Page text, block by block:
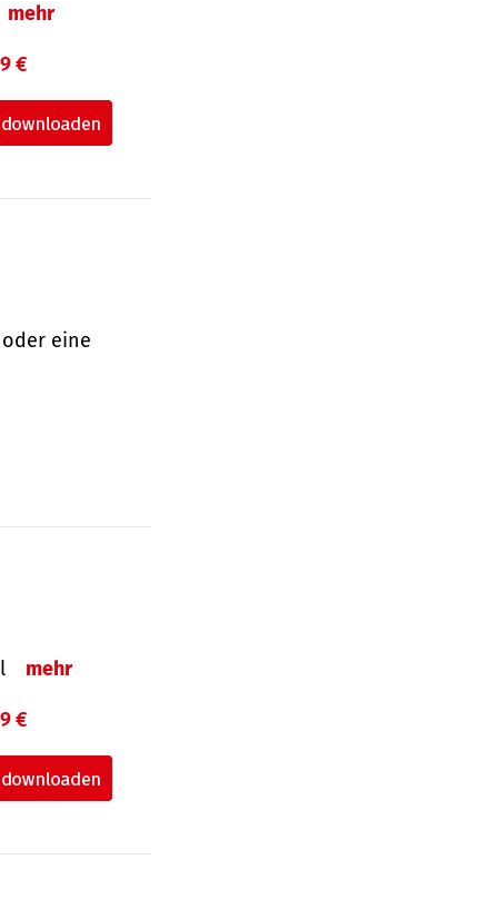
mehr
€
eine
mehr
€